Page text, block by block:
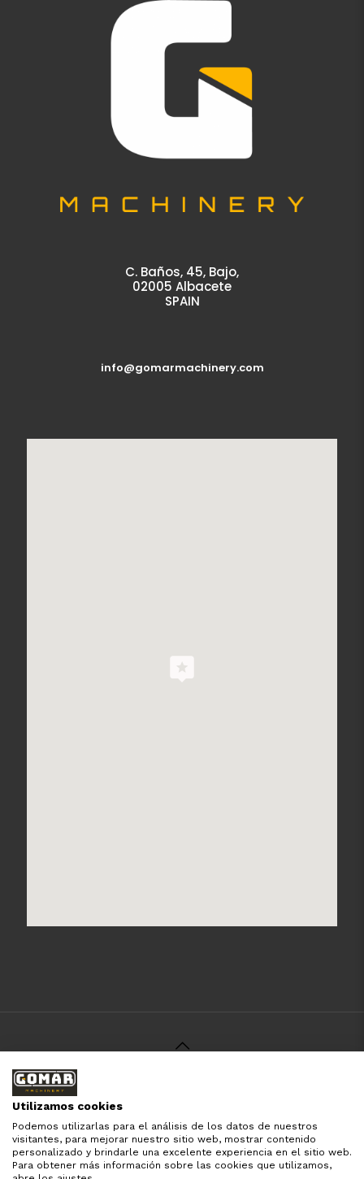
C. Baños, 45, Bajo,
02005 Albacete
SPAIN
info@gomarmachinery.com
© 2021 Gomar Machinery -
Privacidad
Todas las marcas aquí mencionadas son de simple
referencia, es solo para especificar los productos que
comercializamos y el servicio que brindamos. Nuestra
empresa respeta todos los derechos de marca reservados
Utilizamos cookies
Podemos utilizarlas para el análisis de los datos de nuestros
visitantes, para mejorar nuestro sitio web, mostrar contenido
personalizado y brindarle una excelente experiencia en el sitio web.
Para obtener más información sobre las cookies que utilizamos,